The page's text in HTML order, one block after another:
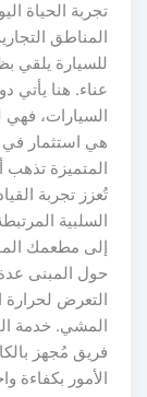
تجربة الحياة
المناطق
للسيارة يلقي
عناء. هنا يأتي
السيارات، فهي
هي استثمار في
المتميزة تذهب
تُعزز تجربة
السلبية
إلى مطعمك
حول المبنى
التعرض لحرارة
المشي. خدمة
فريق مُجهز
الأمور بكفاءة